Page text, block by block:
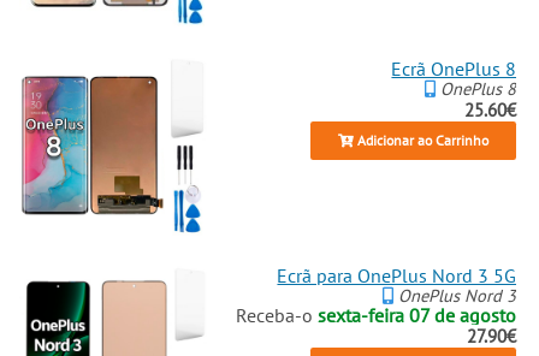
Ecrã OnePlus 8
OnePlus 8
25.60€
Adicionar ao Carrinho
Ecrã para OnePlus Nord 3 5G
OnePlus Nord 3
Receba-osexta-feira 07 de agosto
27.90€